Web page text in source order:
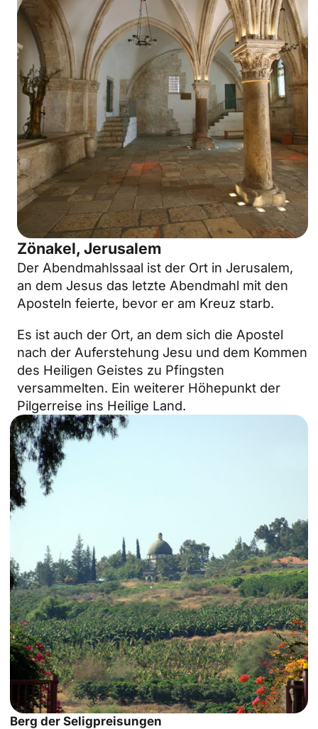
Zönakel, Jerusalem
Der Abendmahlssaal ist der Ort in Jerusalem,
an dem Jesus das letzte Abendmahl mit den
Aposteln feierte, bevor er am Kreuz starb.
Es ist auch der Ort, an dem sich die Apostel
nach der Auferstehung Jesu und dem Kommen
des Heiligen Geistes zu Pfingsten
versammelten. Ein weiterer Höhepunkt der
Pilgerreise ins Heilige Land.
Berg der Seligpreisungen